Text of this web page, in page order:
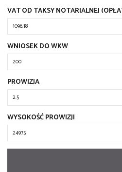
VAT OD TAKSY NOTARIALNEJ
WNIOSEK DO WKW
PROWIZJA
WYSOKOŚĆ PROWIZJI